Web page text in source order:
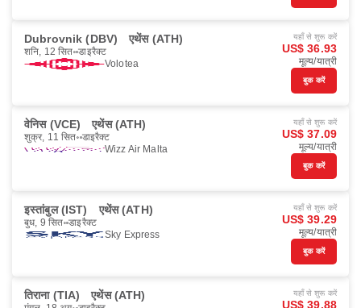
Dubrovnik (DBV) एथेंस (ATH)
शनि, 12 सित॰ डाइरैक्ट
Volotea
यहाँ से शुरू करें
US$ 36.93
मूल्य/यात्री
बुक करें
वेनिस (VCE) एथेंस (ATH)
शुक्र, 11 सित॰ डाइरैक्ट
Wizz Air Malta
यहाँ से शुरू करें
US$ 37.09
मूल्य/यात्री
बुक करें
इस्तांबुल (IST) एथेंस (ATH)
बुध, 9 सित॰ डाइरैक्ट
Sky Express
यहाँ से शुरू करें
US$ 39.29
मूल्य/यात्री
बुक करें
तिराना (TIA) एथेंस (ATH) यहाँ से शुरू करें
US$ 39.88